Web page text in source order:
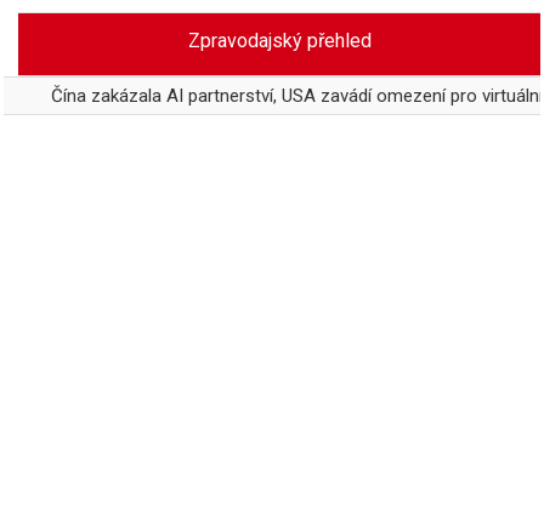
Skip
content
Zpravodajský přehled
zakázala AI partnerství, USA zavádí omezení pro virtuální vztahy